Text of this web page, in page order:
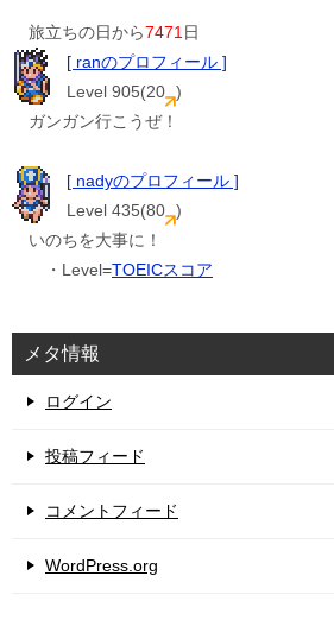
旅立ちの日から7471日
[ ranのプロフィール ]
Level 905(20 )
ガンガン行こうぜ！
[ nadyのプロフィール ]
Level 435(80 )
いのちを大事に！
・Level=TOEICスコア
メタ情報
ログイン
投稿フィード
コメントフィード
WordPress.org